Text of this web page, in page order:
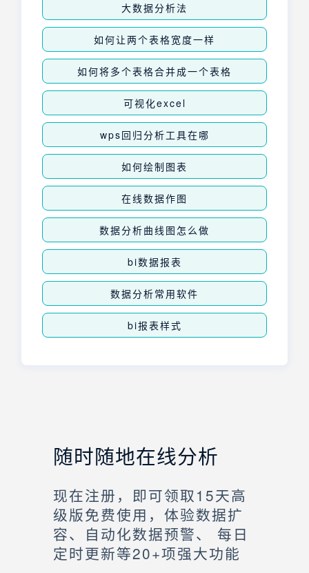
大数据分析法
如何让两个表格宽度一样
如何将多个表格合并成一个表格
可视化excel
wps回归分析工具在哪
如何绘制图表
在线数据作图
数据分析曲线图怎么做
bi数据报表
数据分析常用软件
bi报表样式
随时随地在线分析
现在注册，即可领取15天高
级版免费使用，体验数据扩
容、自动化数据预警、 每日
定时更新等20+项强大功能